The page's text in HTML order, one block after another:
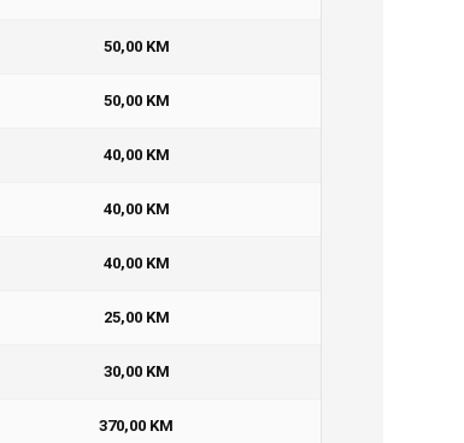
50,00 KM
50,00 KM
40,00 KM
40,00 KM
40,00 KM
25,00 KM
30,00 KM
370,00 KM